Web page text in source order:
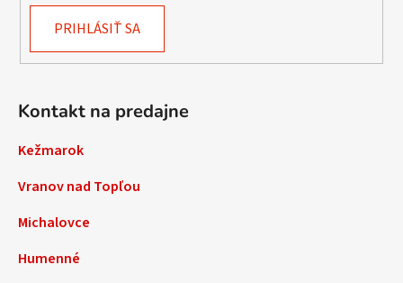
PRIHLÁSIŤ SA
Kontakt na predajne
Kežmarok
Vranov nad Topľou
Michalovce
Humenné